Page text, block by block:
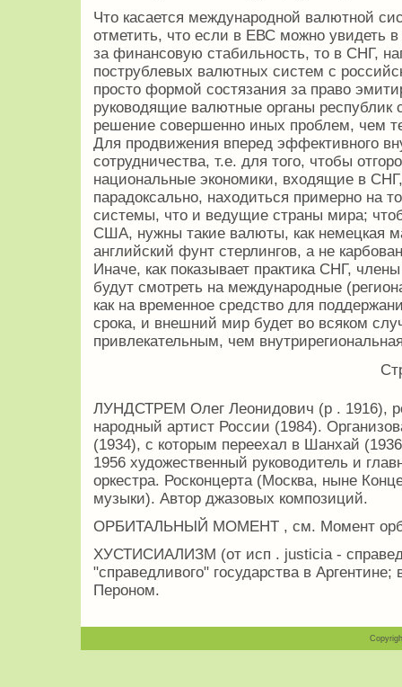
Что касается международной валютной
отметить, что если в ЕВС можно увидеть в
за финансовую стабильность, то в СНГ,
пострублевых валютных систем с
просто формой состязания за право
руководящие валютные органы республик
решение совершенно иных проблем, чем
Для продвижения вперед эффективного
сотрудничества, т.е. для того, чтобы
национальные экономики, входящие в
парадоксально, находиться примерно на
системы, что и ведущие страны мира;
США, нужны такие валюты, как немецкая
английский фунт стерлингов, а не
Иначе, как показывает практика СНГ,
будут смотреть на международные
как на временное средство для
срока, и внешний мир будет во всяком
привлекательным, чем
ЛУНДСТРЕМ Олег Леонидович (р . 1916),
народный артист России (1984).
(1934), с которым переехал в Шанхай
1956 художественный руководитель и
оркестра. Росконцерта (Москва, ныне
музыки). Автор джазовых композиций.
ОРБИТАЛЬНЫЙ МОМЕНТ , см. Момент
ХУСТИСИАЛИЗМ (от исп . justicia -
"справедливого" государства в
Пероном.